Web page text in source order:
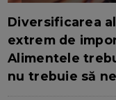
Diversificarea
extrem de
Alimentele
nu trebuie să ne